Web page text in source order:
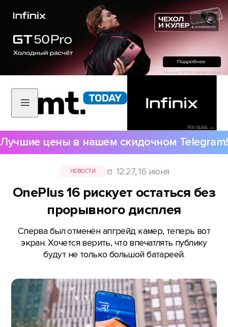
РЕКЛАМА •••
Лучшие цены в нашем скидочном Telegram!
НОВОСТИ 12:27, 16 июня
OnePlus 16 рискует остаться без
прорывного дисплея
Сперва был отменён апгрейд камер, теперь вот
экран. Хочется верить, что впечатлять публику
будут не только большой батареей.